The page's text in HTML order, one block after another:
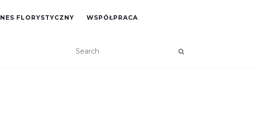
FLORYSTYCZNY WSPÓŁPRACA